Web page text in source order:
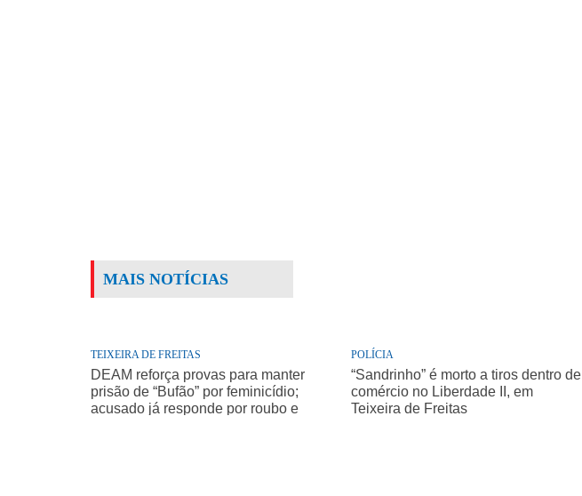
MAIS NOTÍCIAS
TEIXEIRA DE FREITAS
DEAM reforça provas para manter
prisão de “Bufão” por feminicídio;
acusado já responde por roubo e
POLÍCIA
“Sandrinho” é morto a tiros dentro de
comércio no Liberdade II, em
Teixeira de Freitas